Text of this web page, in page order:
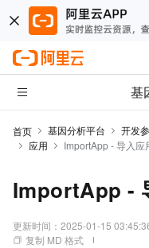
基
首页 基因分析平台 开发
应用
ImportApp - 导入应
ImportApp -
更新时间： 2025-01-15
复制 MD 格式